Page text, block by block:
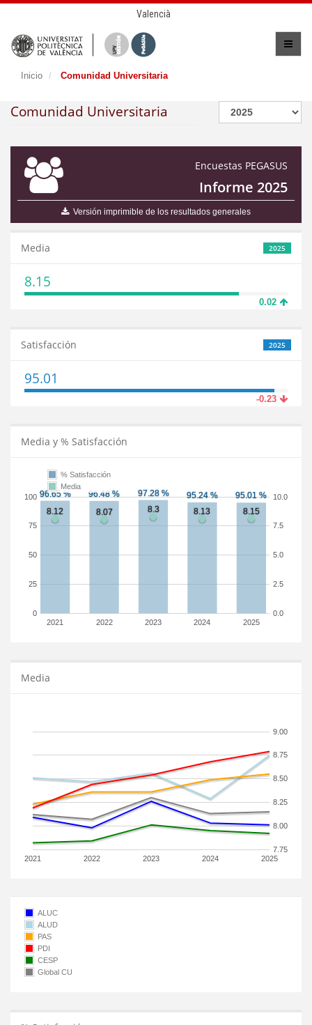
Valencià
Inicio Comunidad Universitaria
Comunidad Universitaria
Encuestas PEGASUS
Informe 2025
Versión imprimible de los resultados generales
2025
Media
8.15
0.02
2025
Satisfacción
95.01
-0.23
Media y % Satisfacción
2021 2022 2023 2024 2025
0
25
50
75
100
0.0
2.5
5.0
7.5
10.0
% Satisfacción
Media
Media
2021 2022 2023 2024 2025
7.75
8.00
8.25
8.50
8.75
9.00
ALUC
ALUD
PAS
PDI
CESP
Global CU